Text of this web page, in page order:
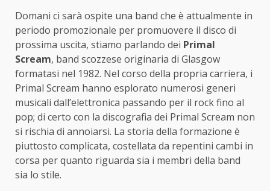
Domani ci sarà ospite una band che è attualmente in
periodo promozionale per promuovere il disco di
prossima uscita, stiamo parlando dei Primal
Scream, band scozzese originaria di Glasgow
formatasi nel 1982. Nel corso della propria carriera, i
Primal Scream hanno esplorato numerosi generi
musicali dall’elettronica passando per il rock fino al
pop; di certo con la discografia dei Primal Scream non
si rischia di annoiarsi. La storia della formazione è
piuttosto complicata, costellata da repentini cambi in
corsa per quanto riguarda sia i membri della band
sia lo stile.